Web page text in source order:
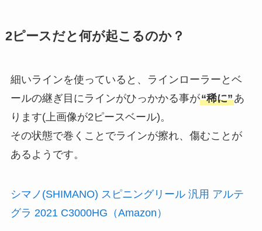
2ピースだと何が起こるのか？
細いラインを使っていると、ラインローラーとベ
ールの継ぎ目にラインがひっかかる事が“稀に”あ
ります(上画像が2ピースベール)。
その状態で巻くことでラインが擦れ、傷むことが
あるようです。
シマノ(SHIMANO) スピニングリール 汎用 アルテ
グラ 2021 C3000HG（Amazon）